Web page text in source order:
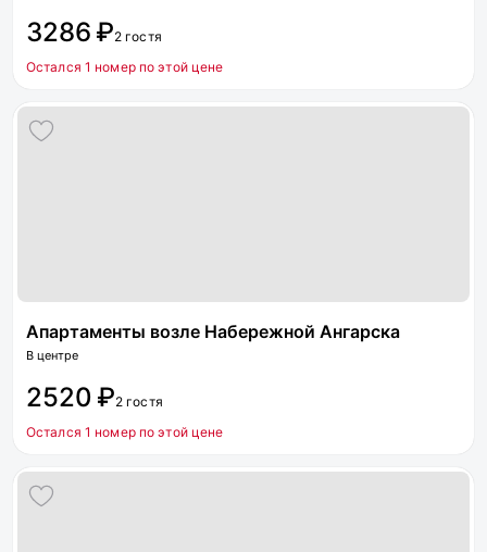
3286 ₽2 гостя
Остался 1 номер по этой цене
Апартаменты возле Набережной Ангарска
В центре
2520 ₽2 гостя
Остался 1 номер по этой цене